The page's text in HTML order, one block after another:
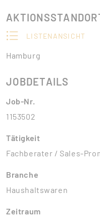
LISTENANSICHT
Hamburg
JOBDETAILS
Job-Nr.
1153502
Tätigkeit
Fachberater / Sales-
Branche
Haushaltswaren
Zeitraum